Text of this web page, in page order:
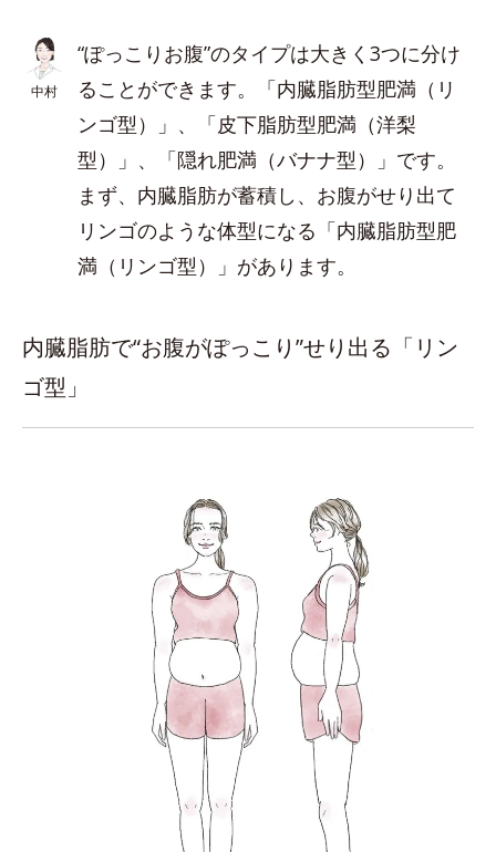
中村
“ぽっこりお腹”のタイプは大きく3つに分け
ることができます。「内臓脂肪型肥満（リ
ンゴ型）」、「皮下脂肪型肥満（洋梨
型）」、「隠れ肥満（バナナ型）」です。
まず、内臓脂肪が蓄積し、お腹がせり出て
リンゴのような体型になる「内臓脂肪型肥
満（リンゴ型）」があります。
内臓脂肪で“お腹がぽっこり”せり出る「リン
ゴ型」